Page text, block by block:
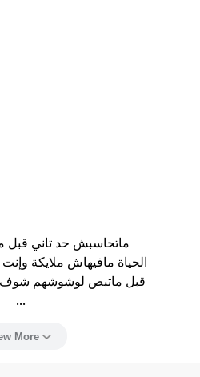
ماتحاسبش حد تاني
الحياة مافيهاش ملايكة
قبل ماتبص لوشوشهم شوف
...
More